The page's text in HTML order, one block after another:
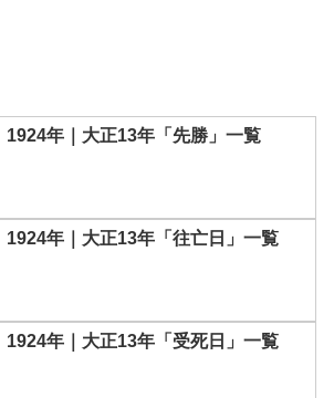
1924年｜大正13年「先勝」一覧
1924年｜大正13年「往亡日」一覧
1924年｜大正13年「受死日」一覧